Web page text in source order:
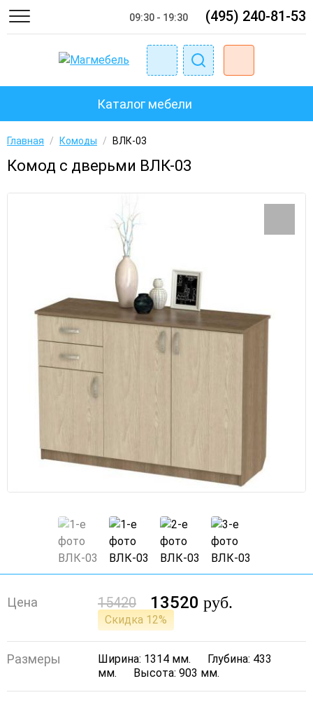
09:30 - 19:30 (495) 240-81-53
Каталог мебели
Главная / Комоды / ВЛК-03
Комод с дверьми ВЛК-03
Цена 15420 13520 руб.
Скидка 12%
Размеры Ширина: 1314 мм.
Глубина: 433
мм.
Высота: 903 мм.